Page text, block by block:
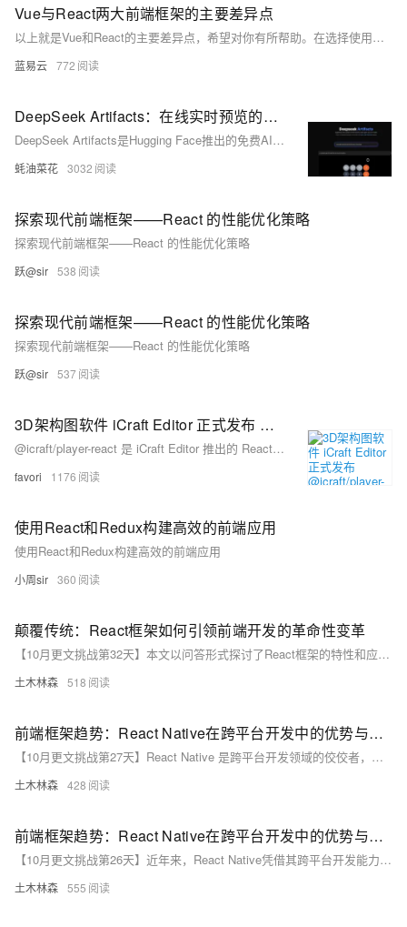
Vue与React两大前端框架的主要差异点
以上就是Vue和React的主要差异点，希望对你有所帮助。在选择使用哪一个框架时，需要根据项目的具体需求和团队的技术栈来决定。
蓝易云 772
DeepSeek Artifacts：在线实时预览的前端 AI 编程工具，基于DeepSeek V3快速生成React App
DeepSeek Artifacts是Hugging Face推出的免费AI编程工具，基于DeepSeek V3，支持快速生成React和Tailwind CSS代码，适合快速原型开发和前端组件构建。
蚝油菜花 3032
探索现代前端框架——React 的性能优化策略
探索现代前端框架——React 的性能优化策略
跃@sir 538
探索现代前端框架——React 的性能优化策略
探索现代前端框架——React 的性能优化策略
跃@sir 537
3D架构图软件 iCraft Editor 正式发布 @icraft/player-react 前端组件, 轻松嵌入3D架构图到您的项目，实现数字孪生
@icraft/player-react 是 iCraft Editor 推出的 React 组件库，旨在简化3D数字孪生场景的前端集成。它支持零配置快速接入、自定义插件、丰富的事件和方法、动画控制及实时数据接入，帮助开发者轻松实现3D场景与React项目的无缝融合。
favori 1176
使用React和Redux构建高效的前端应用
使用React和Redux构建高效的前端应用
小周sir 360
颠覆传统：React框架如何引领前端开发的革命性变革
【10月更文挑战第32天】本文以问答形式探讨了React框架的特性和应用。React是一款由Facebook推出的JavaScript库，以其虚拟DOM机制和组件化设计，成为构建高性能单页面应用的理想选择。文章介绍了如何开始一个React项目、组件化思想的体现、性能优化方法、表单处理及路由实现等内容，帮助开发者更好地理解和使用React。
土木林森 518
前端框架趋势：React Native在跨平台开发中的优势与挑战
【10月更文挑战第27天】React Native 是跨平台开发领域的佼佼者，凭借其独特的跨平台能力和高效的开发体验，成为许多开发者的首选。本文探讨了 React Native 的优势与挑战，包括跨平台开发能力、原生组件渲染、性能优化及调试复杂性等问题，并通过代码示例展示了其实际应用。
土木林森 428
前端框架趋势：React Native在跨平台开发中的优势与挑战
【10月更文挑战第26天】近年来，React Native凭借其跨平台开发能力在移动应用开发领域迅速崛起。本文将探讨React Native的优势与挑战，并通过示例代码展示其应用实践。React Native允许开发者使用同一套代码库同时构建iOS和Android应用，提高开发效率，降低维护成本。它具备接近原生应用的性能和用户体验，但也面临平台差异、原生功能支持和第三方库兼容性等挑战。
土木林森 555